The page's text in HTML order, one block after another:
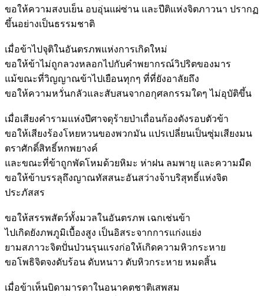
ขอให้ความสงบเย็น อบอุ่นแผ่ซ่าน และปีติแห่งจิตภาวนา ปรากฏ
ขึ้นอย่างเป็นธรรมชาติ
เมื่อข้าไปจุติในอันตรภพแห่งการเกิดใหม่
ขอให้ข้าไม่ถูกลวงหลอกไปกับคำพยากรณ์วิปริตของมาร
แม้ขณะที่วิญญาณข้าไปเยือนทุกๆ ที่ที่ยังอาลัยถึง
ขอให้ความหวั่นกลัวและสับสนจากอกุศลกรรมใดๆ ไม่อุบัติขึ้น
เมื่อเสียงคำรามแห่งปีศาจดุร้ายป่าเถื่อนก้องดังรอบตัวข้า
ขอให้เสียงร้องโหยหวนของพวกมัน แปรเปลี่ยนเป็นซุ่มเสียงมน
ตราศักดิ์สิทธิ์หกพยางค์
และขณะที่ข้าถูกพัดโหมด้วยหิมะ ห่าฝน ลมพายุ และความมืด
ขอให้ข้าบรรลุถึงญาณทัสสนะอันสว่างจ้าบริสุทธิ์แห่งจิต
ประภัสสร
ขอให้สรรพสัตว์ทั้งมวลในอันตรภพ เฉกเช่นข้า
ไปเกิดยังภพภูมิเบื้องสูง เป็นอิสระจากการแก่งแย่ง
ยามสภาวะจิตปั่นป่วนรุนแรงก่อให้เกิดความหิวกระหาย
ขอโพธิจิตจงดับร้อน ดับหนาว ดับหิวกระหาย หมดสิ้น
เมื่อข้าเห็นบิดามารดาในอนาคตชาติเสพสม